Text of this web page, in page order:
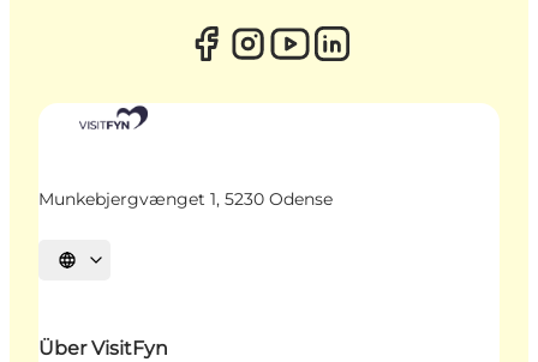
Munkebjergvænget 1, 5230 Odense
Sprache auswählen
Über VisitFyn